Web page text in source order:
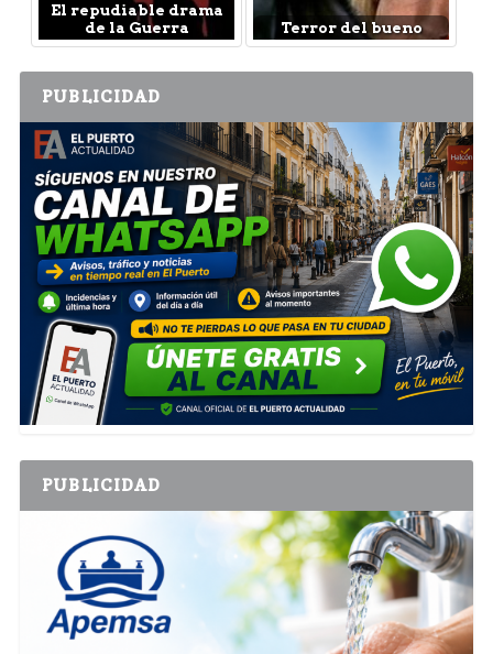
El repudiable drama
de la Guerra
Terror del bueno
PUBLICIDAD
PUBLICIDAD